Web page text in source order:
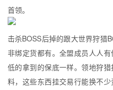
首领。
击杀BOSS后掉的跟大世界狩猎
非绑定货都有。全盟成员人人
低的拿到的保底一样。领地狩
料，这些东西挂交易行能换不